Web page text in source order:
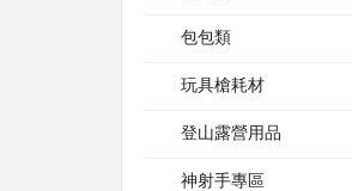
包包類
玩具槍耗材
登山露營用品
神射手專區